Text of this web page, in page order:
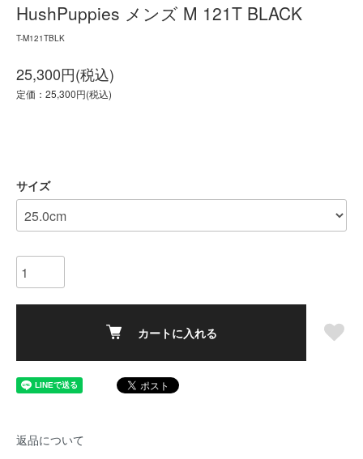
HushPuppies メンズ M 121T BLACK
T-M121TBLK
25,300円(税込)
定価：25,300円(税込)
サイズ
カートに入れる
返品について